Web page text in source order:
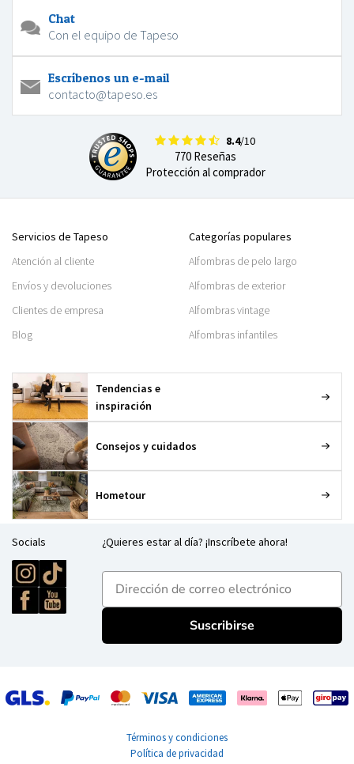
Chat
Con el equipo de Tapeso
Escríbenos un e-mail
contacto@tapeso.es
8.4/10
770 Reseñas
Protección al comprador
Servicios de Tapeso
Atención al cliente
Envíos y devoluciones
Clientes de empresa
Blog
Categorías populares
Alfombras de pelo largo
Alfombras de exterior
Alfombras vintage
Alfombras infantiles
Tendencias e
inspiración
Consejos y cuidados
Hometour
Socials ¿Quieres estar al día? ¡Inscríbete ahora!
E-mailadres
Suscribirse
Términos y condiciones
Política de privacidad